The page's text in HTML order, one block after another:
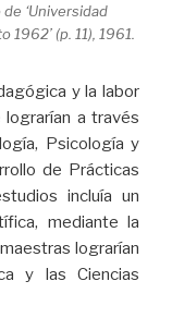
‘Universidad
(p. 11), 1961.
y la labor
a través
Psicología y
de Prácticas
incluía un
mediante la
lograrían
y las Ciencias